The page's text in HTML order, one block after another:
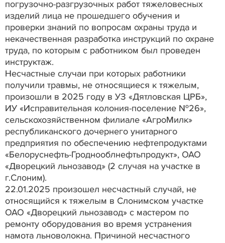
погрузочно-разгрузочных работ тяжеловесных
изделий лица не прошедшего обучения и
проверки знаний по вопросам охраны труда и
некачественная разработка инструкций по охране
труда, по которым с работником был проведен
инструктаж.
Несчастные случаи при которых работники
получили травмы, не относящиеся к тяжелым,
произошли в 2025 году в УЗ «Дятловская ЦРБ»,
ИУ «Исправительная колония-поселение №26»,
сельскохозяйственном филиале «АгроМилк»
республиканского дочернего унитарного
предприятия по обеспечению нефтепродуктами
«Белоруснефть-Гроднооблнефтьпродукт», ОАО
«Дворецкий льнозавод» (2 случая на участке в
г.Слоним).
22.01.2025 произошел несчастный случай, не
относящийся к тяжелым в Слонимском участке
ОАО «Дворецкий льнозавод» с мастером по
ремонту оборудования во время устранения
намота льноволокна. Причиной несчастного